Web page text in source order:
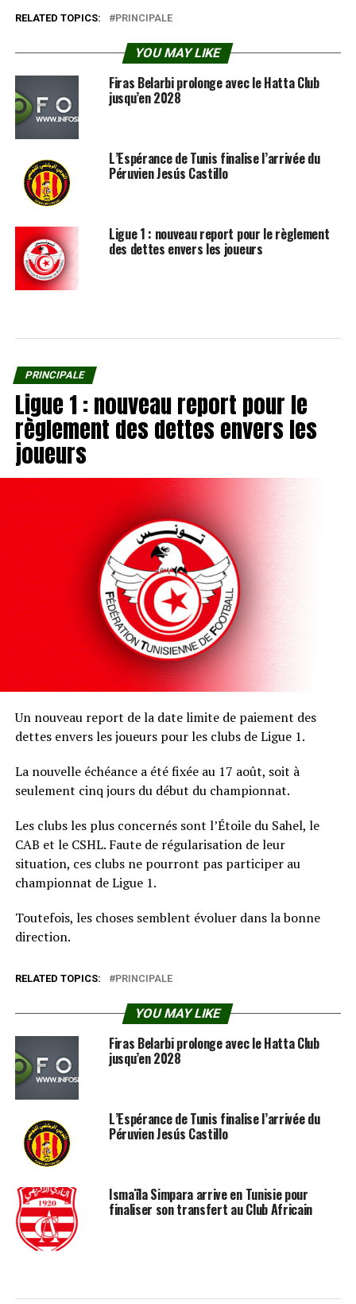
RELATED TOPICS: PRINCIPALE
YOU MAY LIKE
Firas Belarbi prolonge avec le Hatta Club
jusqu’en 2028
L’Espérance de Tunis finalise l’arrivée du
Péruvien Jesús Castillo
Ligue 1 : nouveau report pour le règlement
des dettes envers les joueurs
PRINCIPALE
Ligue 1 : nouveau report pour le
règlement des dettes envers les
joueurs
Un nouveau report de la date limite de paiement des
dettes envers les joueurs pour les clubs de Ligue 1.
La nouvelle échéance a été fixée au 17 août, soit à
seulement cinq jours du début du championnat.
Les clubs les plus concernés sont l’Étoile du Sahel, le
CAB et le CSHL. Faute de régularisation de leur
situation, ces clubs ne pourront pas participer au
championnat de Ligue 1.
Toutefois, les choses semblent évoluer dans la bonne
direction.
RELATED TOPICS: PRINCIPALE
YOU MAY LIKE
Firas Belarbi prolonge avec le Hatta Club
jusqu’en 2028
L’Espérance de Tunis finalise l’arrivée du
Péruvien Jesús Castillo
Ismaïla Simpara arrive en Tunisie pour
finaliser son transfert au Club Africain